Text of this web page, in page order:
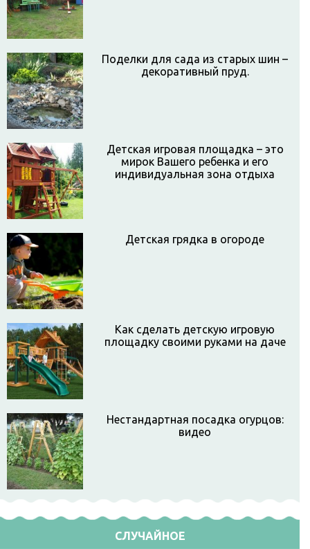
Поделки для сада из старых шин –
декоративный пруд.
Детская игровая площадка – это
мирок Вашего ребенка и его
индивидуальная зона отдыха
Детская грядка в огороде
Как сделать детскую игровую
площадку своими руками на даче
Нестандартная посадка огурцов:
видео
СЛУЧАЙНОЕ